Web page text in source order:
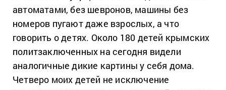
автоматами, без шевронов, машины без
номеров пугают даже взрослых, а что
говорить о детях. Около 180 детей крымских
политзаключенных на сегодня видели
аналогичные дикие картины у себя дома.
Четверо моих детей не исключение